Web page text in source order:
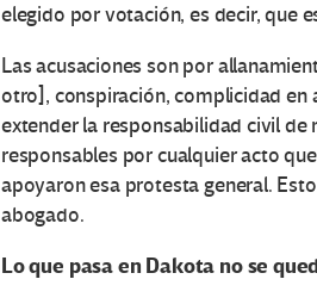
elegido por votación, es decir, que
Las acusaciones son por
otro], conspiración, complicidad en
extender la responsabilidad civil de
responsables por cualquier acto
apoyaron esa protesta general.
abogado.
Lo que pasa en Dakota no se